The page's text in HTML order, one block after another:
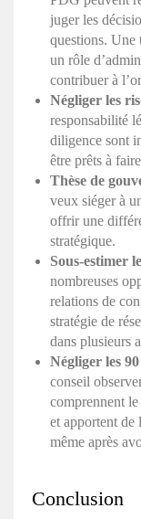
juger les
questions. Une
un rôle
contribuer à
Négliger les
responsabilité
diligence sont
être prêts à
Thèse de
veux siéger à
offrir une
stratégique.
Sous-estimer
nombreuses
relations de
stratégie de
dans plusieurs
Négliger les
conseil
comprennent
et apportent de
même après
Conclusion